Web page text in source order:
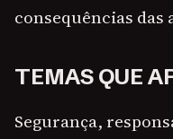
consequências das
TEMAS QUE
Segurança,